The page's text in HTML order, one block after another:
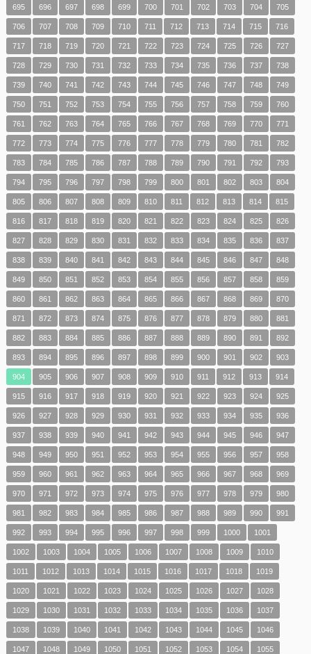
695 696 697 698 699 700 701 702 703 704 705
706 707 708 709 710 711 712 713 714 715 716
717 718 719 720 721 722 723 724 725 726 727
728 729 730 731 732 733 734 735 736 737 738
739 740 741 742 743 744 745 746 747 748 749
750 751 752 753 754 755 756 757 758 759 760
761 762 763 764 765 766 767 768 769 770 771
772 773 774 775 776 777 778 779 780 781 782
783 784 785 786 787 788 789 790 791 792 793
794 795 796 797 798 799 800 801 802 803 804
805 806 807 808 809 810 811 812 813 814 815
816 817 818 819 820 821 822 823 824 825 826
827 828 829 830 831 832 833 834 835 836 837
838 839 840 841 842 843 844 845 846 847 848
849 850 851 852 853 854 855 856 857 858 859
860 861 862 863 864 865 866 867 868 869 870
871 872 873 874 875 876 877 878 879 880 881
882 883 884 885 886 887 888 889 890 891 892
893 894 895 896 897 898 899 900 901 902 903
904 905 906 907 908 909 910 911 912 913 914
915 916 917 918 919 920 921 922 923 924 925
926 927 928 929 930 931 932 933 934 935 936
937 938 939 940 941 942 943 944 945 946 947
948 949 950 951 952 953 954 955 956 957 958
959 960 961 962 963 964 965 966 967 968 969
970 971 972 973 974 975 976 977 978 979 980
981 982 983 984 985 986 987 988 989 990 991
992 993 994 995 996 997 998 999 1000 1001
1002 1003 1004 1005 1006 1007 1008 1009 1010
1011 1012 1013 1014 1015 1016 1017 1018 1019
1020 1021 1022 1023 1024 1025 1026 1027 1028
1029 1030 1031 1032 1033 1034 1035 1036 1037
1038 1039 1040 1041 1042 1043 1044 1045 1046
1047 1048 1049 1050 1051 1052 1053 1054 1055